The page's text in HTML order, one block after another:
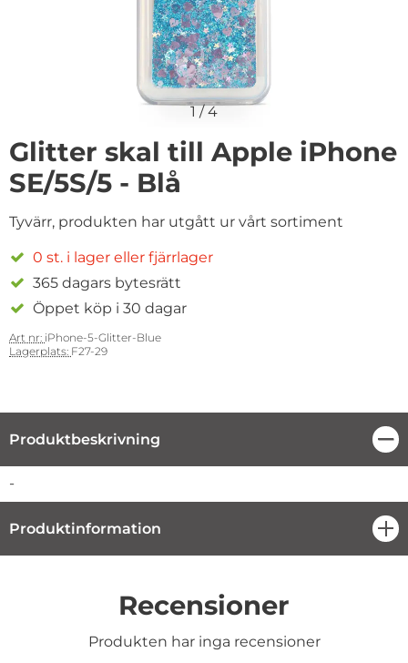
1/4
Glitter skal till Apple iPhone
SE/5S/5 - Blå
Tyvärr, produkten har utgått ur vårt sortiment
0 st. i lager eller fjärrlager
365 dagars bytesrätt
Öppet köp i 30 dagar
Art nr: iPhone-5-Glitter-Blue
Lagerplats: F27-29
Produktbeskrivning
Produktbeskrivning
-
Produktinformation
Recensioner
Produkten har inga recensioner